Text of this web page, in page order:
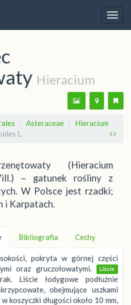
Hieracium
Asteraceae
Hieracium
L.
(Hieracium
– gatunek rośliny z
W Polsce jest rzadki;
i Karpatach.
Bibliografia Cechy
pokryta w górnej części
oraz gruczołowatymi.
Liście
Liście łodygowe podłużnie
obejmujące uszkami
koszyczki długości około 10 mm,